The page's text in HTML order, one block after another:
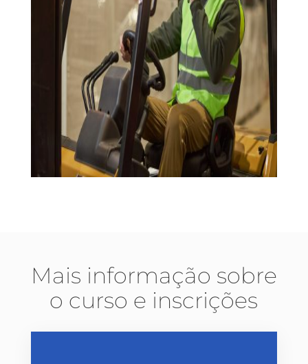
Mais informação sobre
o curso e inscrições